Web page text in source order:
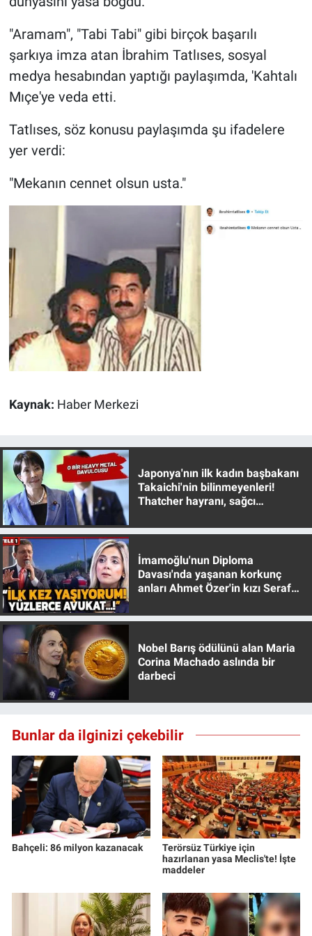
"Aramam", "Tabi Tabi" gibi birçok başarılı
şarkıya imza atan İbrahim Tatlıses, sosyal
medya hesabından yaptığı paylaşımda, 'Kahtalı
Mıçe'ye veda etti.
Tatlıses, söz konusu paylaşımda şu ifadelere
yer verdi:
"Mekanın cennet olsun usta."
Kaynak: Haber Merkezi
Japonya'nın ilk kadın başbakanı
Takaichi'nin bilinmeyenleri!
Thatcher hayranı, sağcı
İmamoğlu'nun Diploma
Davası'nda yaşanan korkunç
anları Ahmet Özer'in kızı Seraf
Nobel Barış ödülünü alan Maria
Corina Machado aslında bir
darbeci
Bunlar da ilginizi çekebilir
Bahçeli: 86 milyon kazanacak
Terörsüz Türkiye için
hazırlanan yasa Meclis'te! İşte
maddeler
Gündem Özel
Günün görüntüsü
Haber
İlan
Ne demişti
Nedir
Popüler
Spor
Teknoloji
Türkiye'nin Geleceği
Türkiye'nin Gündemi
Yerel Gündem
Yerel Yaşam
Canlı Yayın